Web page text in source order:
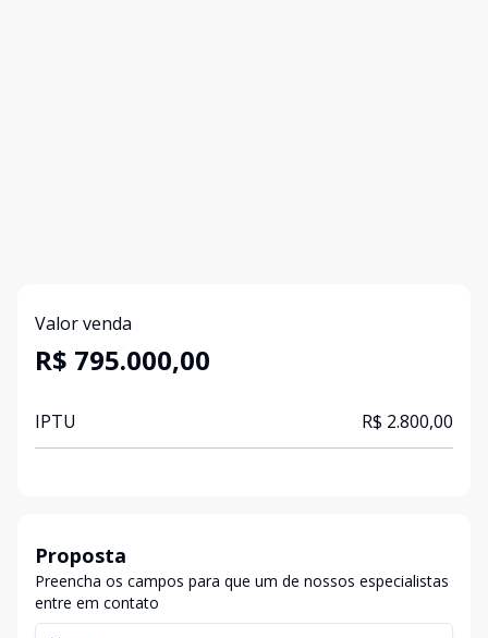
Valor venda
R$ 795.000,00
IPTU R$ 2.800,00
Proposta
Preencha os campos para que um de nossos especialistas
entre em contato